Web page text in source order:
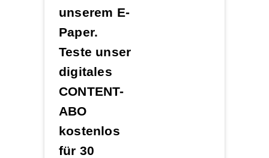
unserem E-
Paper.
Teste unser
digitales
CONTENT-
ABO
kostenlos
für 30